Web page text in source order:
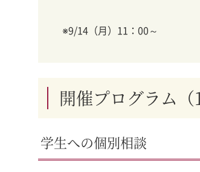
※9/14（月）11：00～
開催プログラム（
学生への個別相談